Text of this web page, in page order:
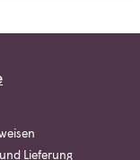
Lieferung